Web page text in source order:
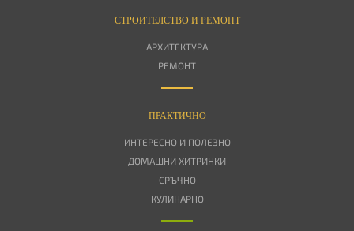
СТРОИТЕЛСТВО И РЕМОНТ
АРХИТЕКТУРА
РЕМОНТ
ПРАКТИЧНО
ИНТЕРЕСНО И ПОЛЕЗНО
ДОМАШНИ ХИТРИНКИ
СРЪЧНО
КУЛИНАРНО